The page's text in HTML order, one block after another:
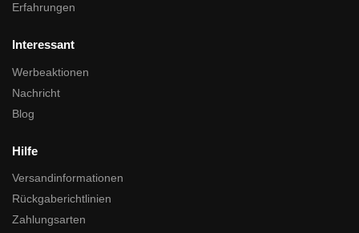
Erfahrungen
Interessant
Werbeaktionen
Nachricht
Blog
Hilfe
Versandinformationen
Rückgaberichtlinien
Zahlungsarten